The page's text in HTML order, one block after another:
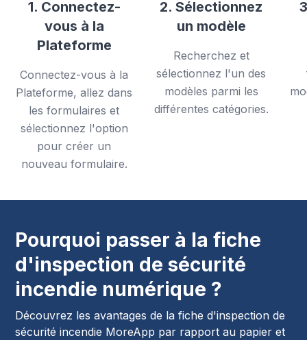
1. Connectez-
vous à la
Plateforme
Connectez-vous à la
Plateforme, allez dans
les formulaires et
sélectionnez l'option
pour créer un
nouveau formulaire.
2. Sélectionnez
un modèle
Recherchez et
sélectionnez l'un des
modèles parmi les
différentes catégories.
Pourquoi passer à la fiche
d'inspection de sécurité
incendie numérique ?
Découvrez les avantages de la fiche d'inspection de
sécurité incendie MoreApp par rapport au papier et